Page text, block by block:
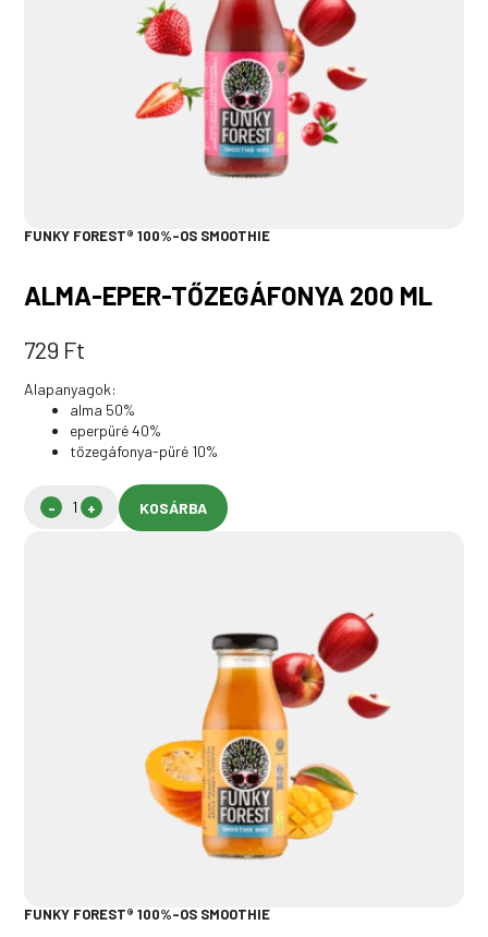
FUNKY FOREST® 100%-OS SMOOTHIE
ALMA-EPER-TŐZEGÁFONYA 200 ML
729 Ft
Alapanyagok:
alma 50%
eperpüré 40%
tőzegáfonya-püré 10%
KOSÁRBA
FUNKY FOREST® 100%-OS SMOOTHIE